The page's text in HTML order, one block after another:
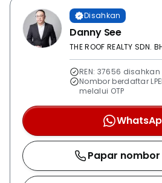
Disahkan
Danny See
THE ROOF REALTY SDN.
REN: 37656 disahkan
Nombor berdaftar
melalui OTP
Papar